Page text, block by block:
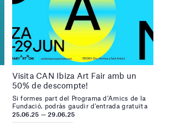
Visita CAN Ibiza Art Fair amb un
50% de descompte!
Si formes part del Programa d’Amics de la
Fundació, podràs gaudir d'entrada gratuïta
25.06.25 — 29.06.25